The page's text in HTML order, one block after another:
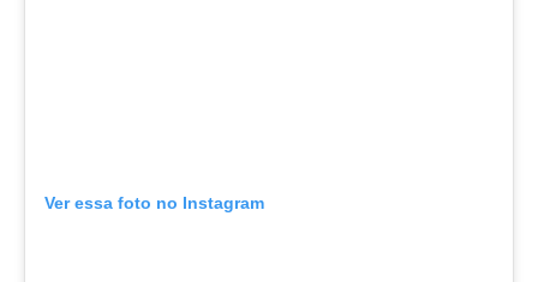
Ver essa foto no Instagram